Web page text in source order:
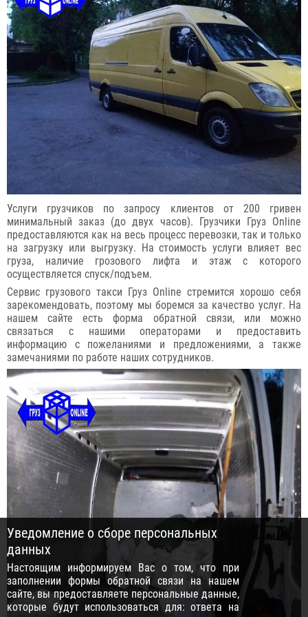
Услуги грузчиков по запросу клиентов от 200 гривен
минимальный заказ (до двух часов). Грузчики Груз Online
предоставляются как на весь процесс перевозки, так и только
на загрузку или выгрузку. На стоимость услуги влияет вес
груза, наличие грозового лифта и этаж с которого
осуществляется спуск/подъем.
Сервис грузового такси Груз Online стремится хорошо себя
зарекомендовать, поэтому мы боремся за качество услуг. На
нашем сайте есть форма обратной связи, или можно
связаться с нашими операторами и предоставить
информацию с пожеланиями и предложениями, а также
замечаниями по работе наших сотрудников.
Уведомление о сборе персональных
данных
Настоящим информируем Вас о том, что при
заполнении формы обратной связи на нашем
сайте, вы предоставляете персональные данные,
которые будут использоваться для: ответа на